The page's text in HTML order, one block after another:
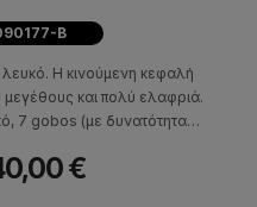
B
Η κινούμενη κεφαλή
μεγέθους και πολύ ελαφριά.
7 gobos (με δυνατότητα
το ιδανικό φωτιστικό εφέ
€